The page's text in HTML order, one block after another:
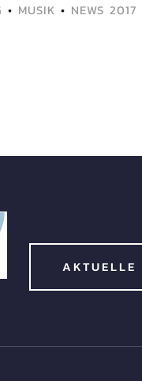
• MUSIK • NEWS 2017
AKTUELLE